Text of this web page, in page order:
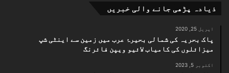
ذیادہ پڑھی جانے والی خبریں
اپریل 25, 2020
پاک بحریہ کی شمالی بحیرۂ عرب میں زمین سے اینٹی شپ
میزائلوں کی کامیاب لائیو ویپن فائرنگ
اکتوبر 5, 2023